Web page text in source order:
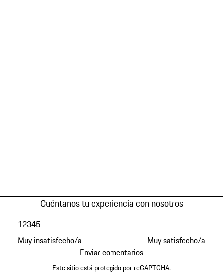
Cuéntanos tu experiencia con nosotros
Muy insatisfecho/a
12345
Muy satisfecho/a
Enviar comentarios
Este sitio está protegido por reCAPTCHA.